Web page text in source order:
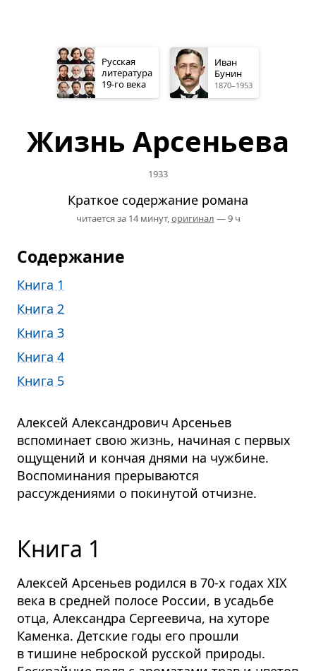
Русская
литература
19-го века
Иван
Бунин
1870–1953
Жизнь Арсеньева
1933
Краткое содержание романа
читается за 14 минут, оригинал — 9 ч
Содержание
Книга 1
Книга 2
Книга 3
Книга 4
Книга 5
Алексей Александрович Арсеньев
вспоминает свою жизнь, начиная с первых
ощущений и кончая днями на чужбине.
Воспоминания прерываются
рассуждениями о покинутой отчизне.
Книга 1
Алексей Арсеньев родился в 70-х годах XIX
века в средней полосе России, в усадьбе
отца, Александра Сергеевича, на хуторе
Каменка. Детские годы его прошли
в тишине неброской русской природы.